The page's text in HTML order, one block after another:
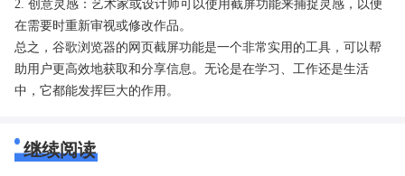
2. 创意灵感：艺术家或设计师可以使用截屏功能来捕捉灵感，以便
在需要时重新审视或修改作品。
总之，谷歌浏览器的网页截屏功能是一个非常实用的工具，可以帮
助用户更高效地获取和分享信息。无论是在学习、工作还是生活
中，它都能发挥巨大的作用。
继续阅读